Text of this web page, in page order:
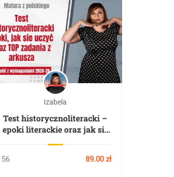
Izabela
Test historycznoliteracki –
epoki literackie oraz jak się
56 89.00 zł